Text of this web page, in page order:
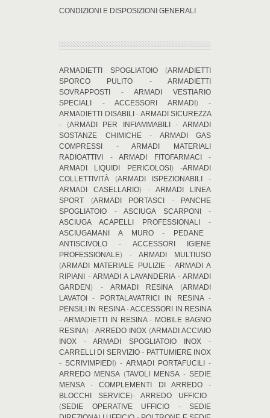
CONDIZIONI E DISPOSIZIONI GENERALI
ARMADIETTI SPOGLIATOIO(ARMADIETTI
SPORCO PULITO -ARMADIETTI
SOVRAPPOSTI - ARMADI VESTIARIO
SPECIALI - ACCESSORI ARMADI) -
ARMADIETTI DISABILI- ARMADI SICUREZZA
- (ARMADI PER INFIAMMABILI-ARMADI
SOSTANZE CHIMICHE- ARMADI GAS
COMPRESSI -ARMADI MATERIALI
RADIOATTIVI - ARMADI FITOFARMACI-
ARMADI LIQUIDI PERICOLOSI) -ARMADI
COLLETTIVITÀ (ARMADI ISPEZIONABILI -
ARMADI CASELLARIO) - ARMADI LINEA
SPORT (ARMADI PORTASCI - PANCHE
SPOGLIATOIO - ASCIUGA SCARPONI-
ASCIUGA ACAPELLI PROFESSIONALI -
ASCIUGAMANI A MURO- PEDANE
ANTISCIVOLO - ACCESSORI IGIENE
PROFESSIONALE) - ARMADI MULTIUSO
(ARMADI MATERIALE PULIZIE- ARMADI A
RIPIANI - ARMADI A LAVANDERIA-ARMADI
GARDEN) - ARMADI RESINA(ARMADI
LAVATOI - PORTALAVATRICI IN RESINA-
PENSILI IN RESINA-ACCESSORI IN RESINA
- ARMADIETTI IN RESINA- MOBILE BAGNO
RESINA) - ARREDO INOX (ARMADI ACCIAIO
INOX-ARMADI SPOGLIATOIO INOX-
CARRELLI DI SERVIZIO- PATTUMIERE INOX
-SCRIVIMPIEDI) - ARMADI PORTAFUCILI-
ARREDO MENSA(TAVOLI MENSA -SEDIE
MENSA-COMPLEMENTI DI ARREDO-
BLOCCHI SERVICE)- ARREDO UFFICIO
(SEDIE OPERATIVE UFFICIO - SEDIE